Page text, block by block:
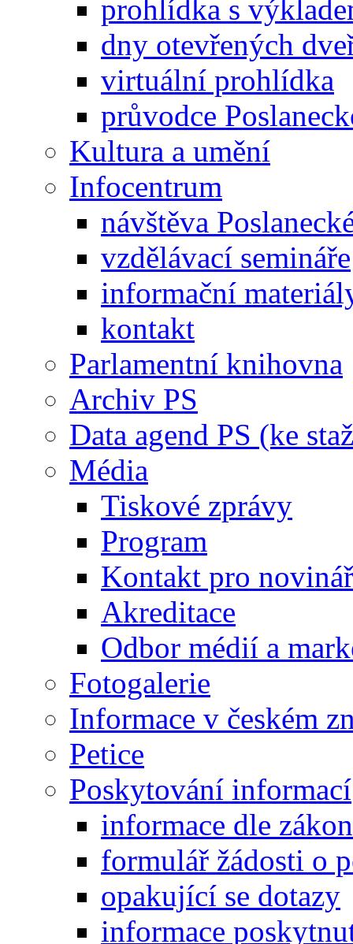
prohlídka s
dny otevřených
virtuální prohlídka
průvodce
Kultura a umění
Infocentrum
návštěva
vzdělávací semináře
informační
kontakt
Parlamentní knihovna
Archiv PS
Data agend PS (ke
Média
Tiskové zprávy
Program
Kontakt pro
Akreditace
Odbor médií a
Fotogalerie
Informace v českém
Petice
Poskytování informací
informace dle
formulář žádosti o
opakující se dotazy
informace